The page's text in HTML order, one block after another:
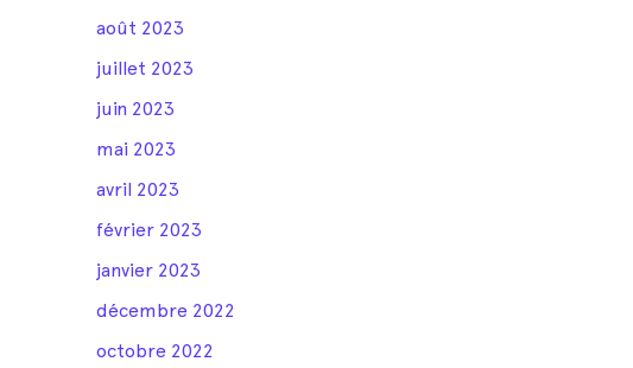
août 2023
juillet 2023
juin 2023
mai 2023
avril 2023
février 2023
janvier 2023
décembre 2022
octobre 2022